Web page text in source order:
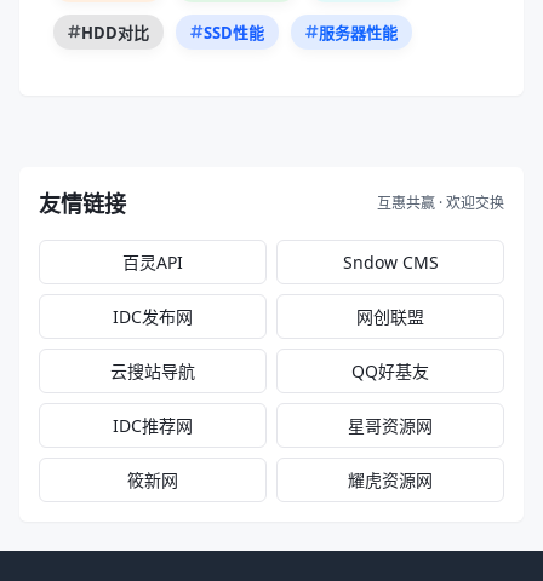
HDD对比 SSD性能 服务器性能
友情链接 互惠共赢 · 欢迎交换
百灵API Sndow CMS
IDC发布网 网创联盟
云搜站导航 QQ好基友
IDC推荐网 星哥资源网
筱新网 耀虎资源网